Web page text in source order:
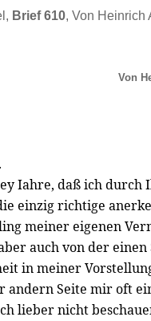
Brief 610, Von Heinrich
Von
Iahre, daß ich
einzig richtige
meiner eigenen
auch von der einen
in meiner
andern Seite mir oft
lieber nicht